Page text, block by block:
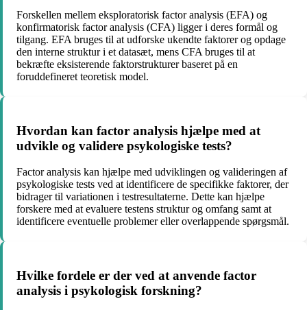
Forskellen mellem eksploratorisk factor analysis (EFA) og
konfirmatorisk factor analysis (CFA) ligger i deres formål og
tilgang. EFA bruges til at udforske ukendte faktorer og opdage
den interne struktur i et datasæt, mens CFA bruges til at
bekræfte eksisterende faktorstrukturer baseret på en
foruddefineret teoretisk model.
Hvordan kan factor analysis hjælpe med at
udvikle og validere psykologiske tests?
Factor analysis kan hjælpe med udviklingen og valideringen af
psykologiske tests ved at identificere de specifikke faktorer, der
bidrager til variationen i testresultaterne. Dette kan hjælpe
forskere med at evaluere testens struktur og omfang samt at
identificere eventuelle problemer eller overlappende spørgsmål.
Hvilke fordele er der ved at anvende factor
analysis i psykologisk forskning?